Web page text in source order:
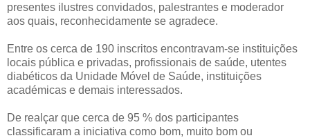
presentes ilustres convidados, palestrantes e moderador
aos quais, reconhecidamente se agradece.
Entre os cerca de 190 inscritos encontravam-se instituições
locais pública e privadas, profissionais de saúde, utentes
diabéticos da Unidade Móvel de Saúde, instituições
académicas e demais interessados.
De realçar que cerca de 95 % dos participantes
classificaram a iniciativa como bom, muito bom ou